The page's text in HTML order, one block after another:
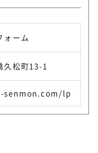
ォーム
久松町13-1
lp